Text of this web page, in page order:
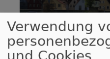
So, 4.10. 11 Uhr
Verwendung
und Cookies